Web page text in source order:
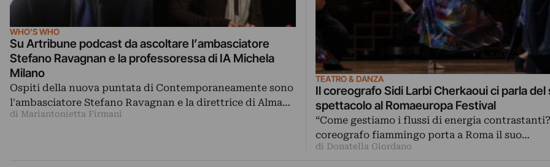
WHO'S WHO
Su Artribune podcast da ascoltare l’ambasciatore
Stefano Ravagnan e la professoressa di IA Michela
Milano
Ospiti della nuova puntata di Contemporaneamente sono
l'ambasciatore Stefano Ravagnan e la direttrice di Alma…
di Mariantonietta Firmani
TEATRO & DANZA
Il coreografo Sidi Larbi Cherkaoui ci parla del
spettacolo al Romaeuropa Festival
“Come gestiamo i flussi di energia
coreografo fiammingo porta a Roma il suo…
di Donatella Giordano